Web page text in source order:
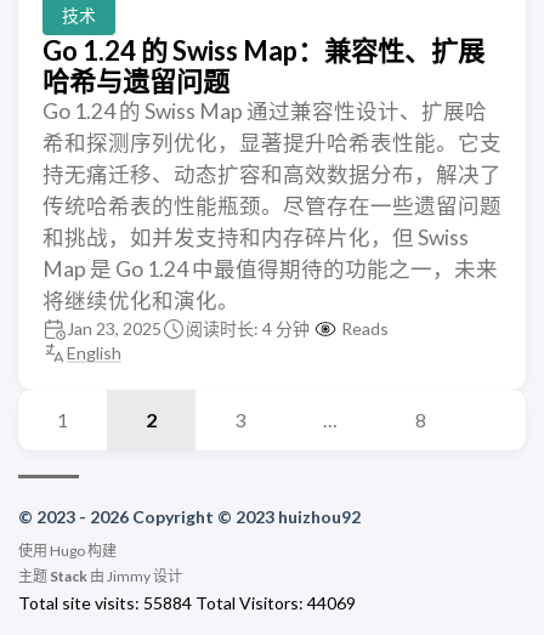
技术
Go 1.24 的 Swiss Map：兼容性、扩展
哈希与遗留问题
Go 1.24 的 Swiss Map 通过兼容性设计、扩展哈
希和探测序列优化，显著提升哈希表性能。它支
持无痛迁移、动态扩容和高效数据分布，解决了
传统哈希表的性能瓶颈。尽管存在一些遗留问题
和挑战，如并发支持和内存碎片化，但 Swiss
Map 是 Go 1.24 中最值得期待的功能之一，未来
将继续优化和演化。
Jan 23, 2025 阅读时长: 4 分钟
Reads
English
1 2 3 … 8
© 2023 - 2026 Copyright © 2023 huizhou92
使用 Hugo构建
主题 Stack 由 Jimmy设计
Total site visits: 55884 Total Visitors: 44069